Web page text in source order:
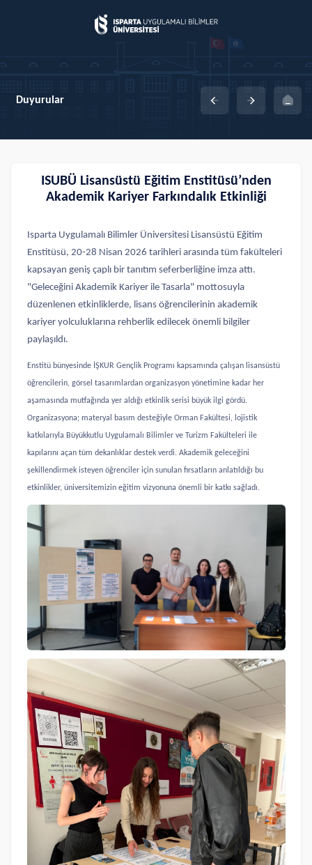
Duyurular
ISUBÜ Lisansüstü Eğitim Enstitüsü’nden
Akademik Kariyer Farkındalık Etkinliği
Isparta Uygulamalı Bilimler Üniversitesi Lisansüstü Eğitim
Enstitüsü, 20-28 Nisan 2026 tarihleri arasında tüm fakülteleri
kapsayan geniş çaplı bir tanıtım seferberliğine imza attı.
"Geleceğini Akademik Kariyer ile Tasarla" mottosuyla
düzenlenen etkinliklerde, lisans öğrencilerinin akademik
kariyer yolculuklarına rehberlik edilecek önemli bilgiler
paylaşıldı.
Enstitü bünyesinde İŞKUR Gençlik Programı kapsamında çalışan lisansüstü
öğrencilerin, görsel tasarımlardan organizasyon yönetimine kadar her
aşamasında mutfağında yer aldığı etkinlik serisi büyük ilgi gördü.
Organizasyona; materyal basım desteğiyle Orman Fakültesi, lojistik
katkılarıyla Büyükkutlu Uygulamalı Bilimler ve Turizm Fakülteleri ile
kapılarını açan tüm dekanlıklar destek verdi. Akademik geleceğini
şekillendirmek isteyen öğrenciler için sunulan fırsatların anlatıldığı bu
etkinlikler, üniversitemizin eğitim vizyonuna önemli bir katkı sağladı.